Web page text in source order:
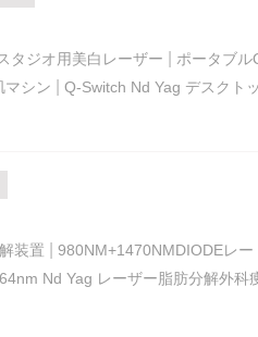
タジオ用美白レーザー
ポータブル
マシン
Q-Switch Nd Yag デスクト
装置
980NM+1470NMDIODEレー
Nd Yag レーザー脂肪分解外科